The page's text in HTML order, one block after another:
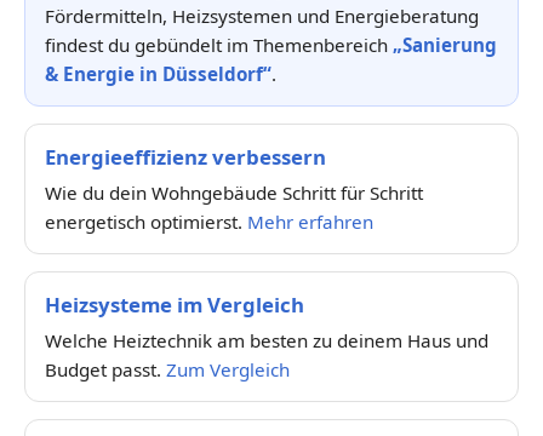
Fördermitteln, Heizsystemen und Energieberatung
findest du gebündelt im Themenbereich „Sanierung
& Energie in Düsseldorf“.
Energieeffizienz verbessern
Wie du dein Wohngebäude Schritt für Schritt
energetisch optimierst. Mehr erfahren
Heizsysteme im Vergleich
Welche Heiztechnik am besten zu deinem Haus und
Budget passt. Zum Vergleich